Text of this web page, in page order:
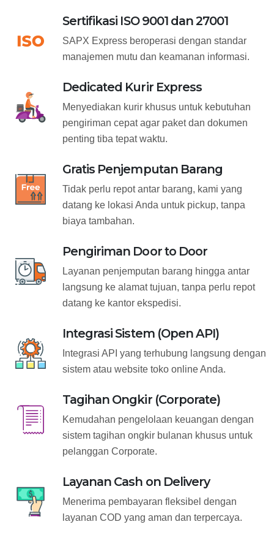
Sertifikasi ISO 9001 dan 27001
SAPX Express beroperasi dengan standar
manajemen mutu dan keamanan informasi.
Dedicated Kurir Express
Menyediakan kurir khusus untuk kebutuhan
pengiriman cepat agar paket dan dokumen
penting tiba tepat waktu.
Gratis Penjemputan Barang
Tidak perlu repot antar barang, kami yang
datang ke lokasi Anda untuk pickup, tanpa
biaya tambahan.
Pengiriman Door to Door
Layanan penjemputan barang hingga antar
langsung ke alamat tujuan, tanpa perlu repot
datang ke kantor ekspedisi.
Integrasi Sistem (Open API)
Integrasi API yang terhubung langsung dengan
sistem atau website toko online Anda.
Tagihan Ongkir (Corporate)
Kemudahan pengelolaan keuangan dengan
sistem tagihan ongkir bulanan khusus untuk
pelanggan Corporate.
Layanan Cash on Delivery
Menerima pembayaran fleksibel dengan
layanan COD yang aman dan terpercaya.